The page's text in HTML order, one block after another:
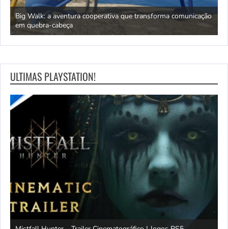
Big Walk: a aventura cooperativa que transforma comunicação
em quebra-cabeça
ULTIMAS PLAYSTATION!